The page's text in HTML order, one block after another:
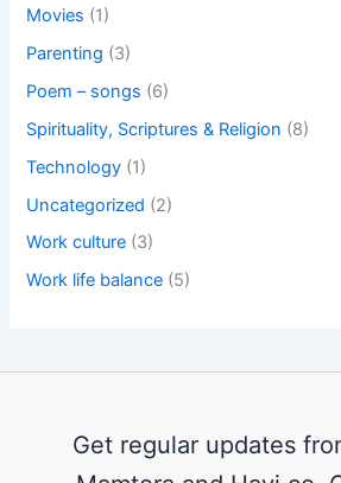
Movies (1)
Parenting (3)
Poem – songs (6)
Spirituality, Scriptures & Religion (8)
Technology (1)
Uncategorized (2)
Work culture (3)
Work life balance (5)
Get regular updates